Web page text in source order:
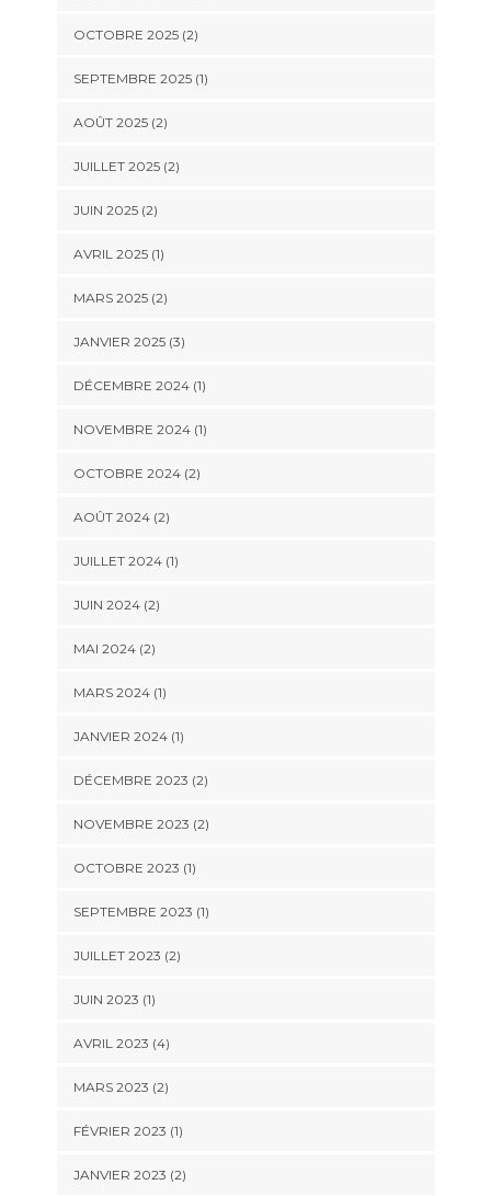
OCTOBRE 2025(2)
SEPTEMBRE 2025(1)
AOÛT 2025(2)
JUILLET 2025(2)
JUIN 2025(2)
AVRIL 2025(1)
MARS 2025(2)
JANVIER 2025(3)
DÉCEMBRE 2024(1)
NOVEMBRE 2024(1)
OCTOBRE 2024(2)
AOÛT 2024(2)
JUILLET 2024(1)
JUIN 2024(2)
MAI 2024(2)
MARS 2024(1)
JANVIER 2024(1)
DÉCEMBRE 2023 (2)
NOVEMBRE 2023 (2)
OCTOBRE 2023 (1)
SEPTEMBRE 2023 (1)
JUILLET 2023 (2)
JUIN 2023 (1)
AVRIL 2023 (4)
MARS 2023 (2)
FÉVRIER 2023 (1)
JANVIER 2023 (2)